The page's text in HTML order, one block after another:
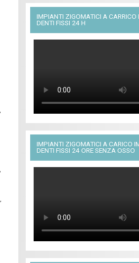
IMPIANTI ZIGOMATICI A CARRICO
DENTI FISSI 24 H
IMPIANTI ZIGOMATICI A CARICO
DENTI FISSI 24 ORE SENZA OSSO